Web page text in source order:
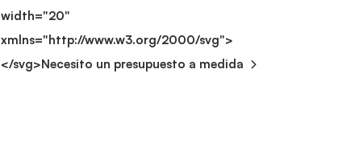
width="20"
xmlns="http://www.w3.org/2000/svg">
</svg>Necesito un presupuesto a medida